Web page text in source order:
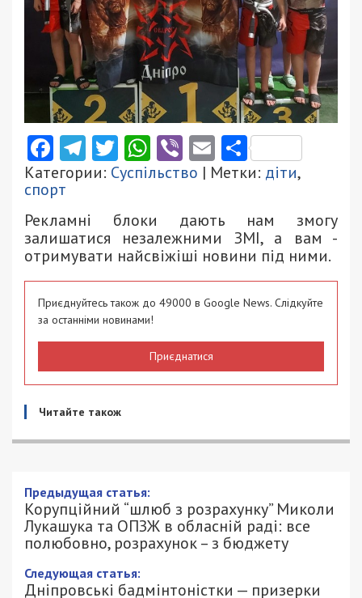
Facebook
Telegram
Twitter
WhatsApp
ViberEmail
Категории: Суспільство | Метки: діти,
спорт
Рекламні блоки дають нам змогу
залишатися незалежними ЗМІ, а вам -
отримувати найсвіжіші новини під ними.
Приєднуйтесь також до 49000 в Google News. Слідкуйте
за останніми новинами!
Приєднатися
Читайте також
Предыдущая статья:
Корупційний “шлюб з розрахунку” Миколи
Лукашука та ОПЗЖ в обласній раді: все
полюбовно, розрахунок – з бюджету
Следующая статья:
Дніпровські бадмінтоністки — призерки